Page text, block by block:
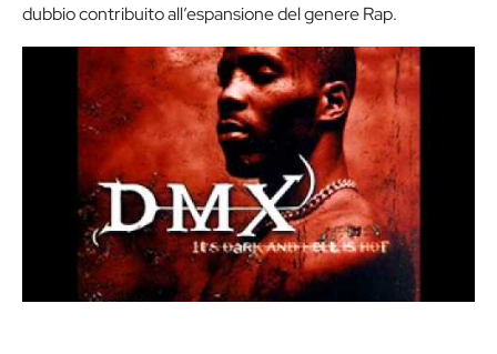
dubbio contribuito all’espansione del genere Rap.